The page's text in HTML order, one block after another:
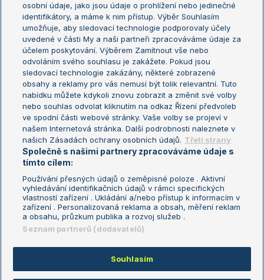
Žebříček WTA (ženy)
Sázkařský žebříček
French Open
Wimbledon
US Open
Turnaj mistrů
Turnaj mistryň
Aktualní trendy
Fotbalové přestupy
Livesport Daily
LS Prague Open
Podmínky užití
Nastavení soukromí
GDPR a žurnalistika
Reklama
Kontakt
Informace o zpracování osobních
údajů
Copyright © 2008-2026 TenisPortal.cz. Využíváme zpravodajství ČTK.
osobní údaje, jako jsou údaje o prohlížení nebo jedinečné
identifikátory, a máme k nim přístup. Výběr Souhlasím
umožňuje, aby sledovací technologie podporovaly účely
uvedené v části My a naši partneři zpracováváme údaje za
účelem poskytování. Výběrem Zamítnout vše nebo
odvoláním svého souhlasu je zakážete. Pokud jsou
sledovací technologie zakázány, některé zobrazené
obsahy a reklamy pro vás nemusí být tolik relevantní. Tuto
nabídku můžete kdykoli znovu zobrazit a změnit své volby
nebo souhlas odvolat kliknutím na odkaz Řízení předvoleb
ve spodní části webové stránky. Vaše volby se projeví v
našem Internetová stránka. Další podrobnosti naleznete v
našich Zásadách ochrany osobních údajů. Třetí strany
Společně s našimi partnery zpracováváme údaje s
tímto cílem:
Používání přesných údajů o zeměpisné poloze . Aktivní
vyhledávání identifikačních údajů v rámci specifických
vlastností zařízení . Ukládání a/nebo přístup k informacím v
zařízení . Personalizovaná reklama a obsah, měření reklam
a obsahu, průzkum publika a rozvoj služeb .
Seznam partnerů (dodavatelů)
Souhlasím